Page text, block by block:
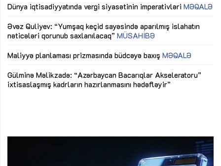
Dünya iqtisadiyyatında vergi siyasətinin imperativləri MƏQALƏ
Əvəz Quliyev: “Yumşaq keçid sayəsində aparılmış islahatın
nəticələri qorunub saxlanılacaq” MÜSAHİBƏ
Maliyyə planlaması prizmasında büdcəyə baxış MƏQALƏ
Gülminə Məlikzadə: “Azərbaycan Bacarıqlar Akseleratoru”
ixtisaslaşmış kadrların hazırlanmasını hədəfləyir”